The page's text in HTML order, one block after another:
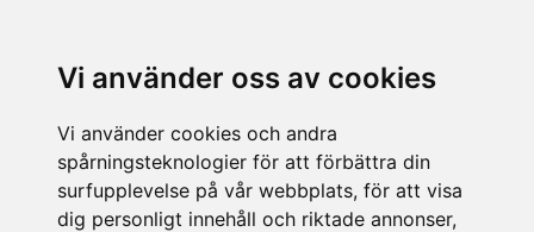
Vi använder oss av cookies
Vi använder cookies och andra
spårningsteknologier för att förbättra din
surfupplevelse på vår webbplats, för att visa
dig personligt innehåll och riktade annonser,